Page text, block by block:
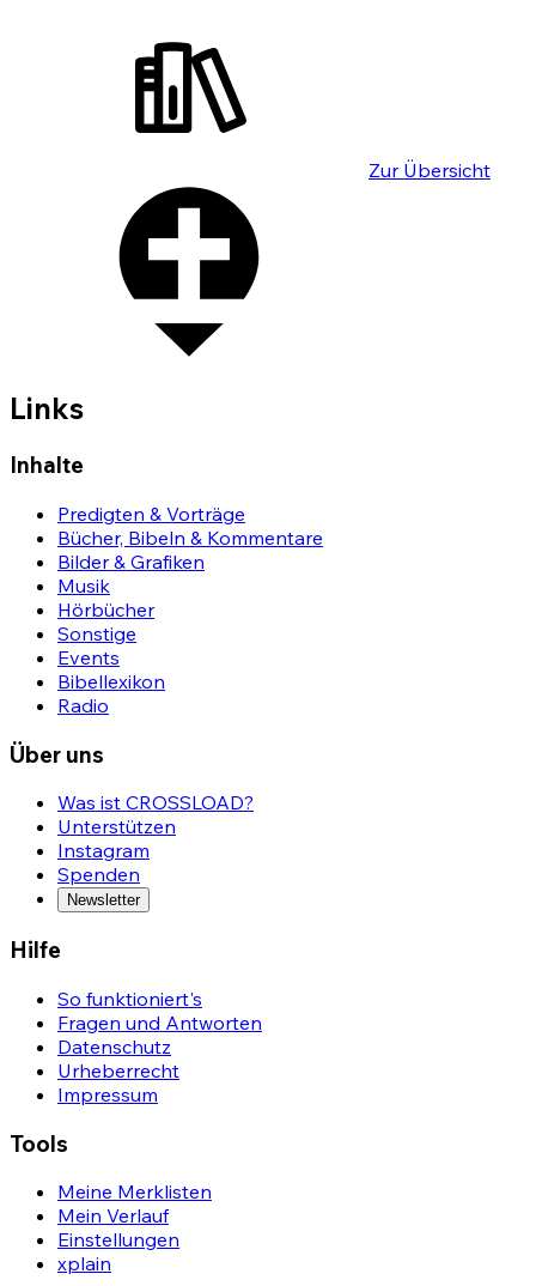
Zur Übersicht
Links
Inhalte
Predigten & Vorträge
Bücher, Bibeln & Kommentare
Bilder & Grafiken
Musik
Hörbücher
Sonstige
Events
Bibellexikon
Radio
Über uns
Was ist CROSSLOAD?
Unterstützen
Instagram
Spenden
Newsletter
Hilfe
So funktioniert's
Fragen und Antworten
Datenschutz
Urheberrecht
Impressum
Tools
Meine Merklisten
Mein Verlauf
Einstellungen
xplain